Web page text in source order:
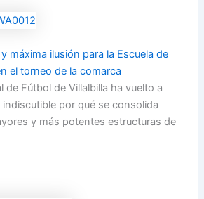
máxima ilusión para la Escuela de
el torneo de la comarca
de Fútbol de Villalbilla ha vuelto a
por qué se consolida
y más potentes estructuras de